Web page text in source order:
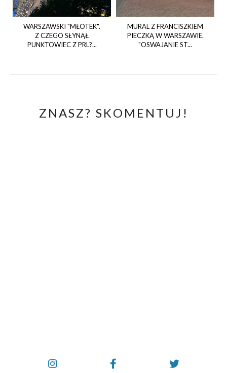
WARSZAWSKI "MŁOTEK".
Z CZEGO SŁYNĄŁ
PUNKTOWIEC Z PRL?...
MURAL Z FRANCISZKIEM
PIECZKĄ W WARSZAWIE.
"OSWAJANIE ST...
ZNASZ? SKOMENTUJ!